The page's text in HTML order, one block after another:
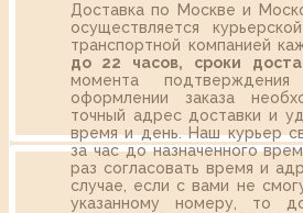
Доставка по Москве и
осуществляется
транспортной компанией
до 22 часов,
сроки
момента
оформлении заказа
точный адрес доставки и
время и день. Наш курьер
за час до назначенного
раз согласовать время и
случае, если с вами не
указанному номеру, то